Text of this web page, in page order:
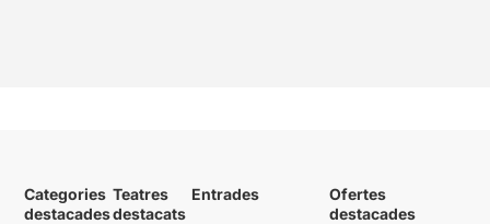
Categories
destacades
Teatres
destacats
Entrades
Ofertes
destacades